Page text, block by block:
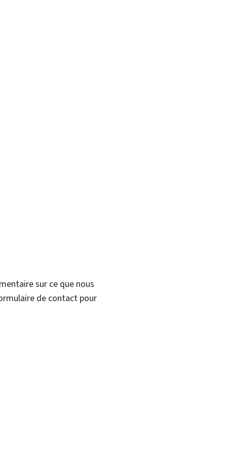
sur ce que nous
de contact pour